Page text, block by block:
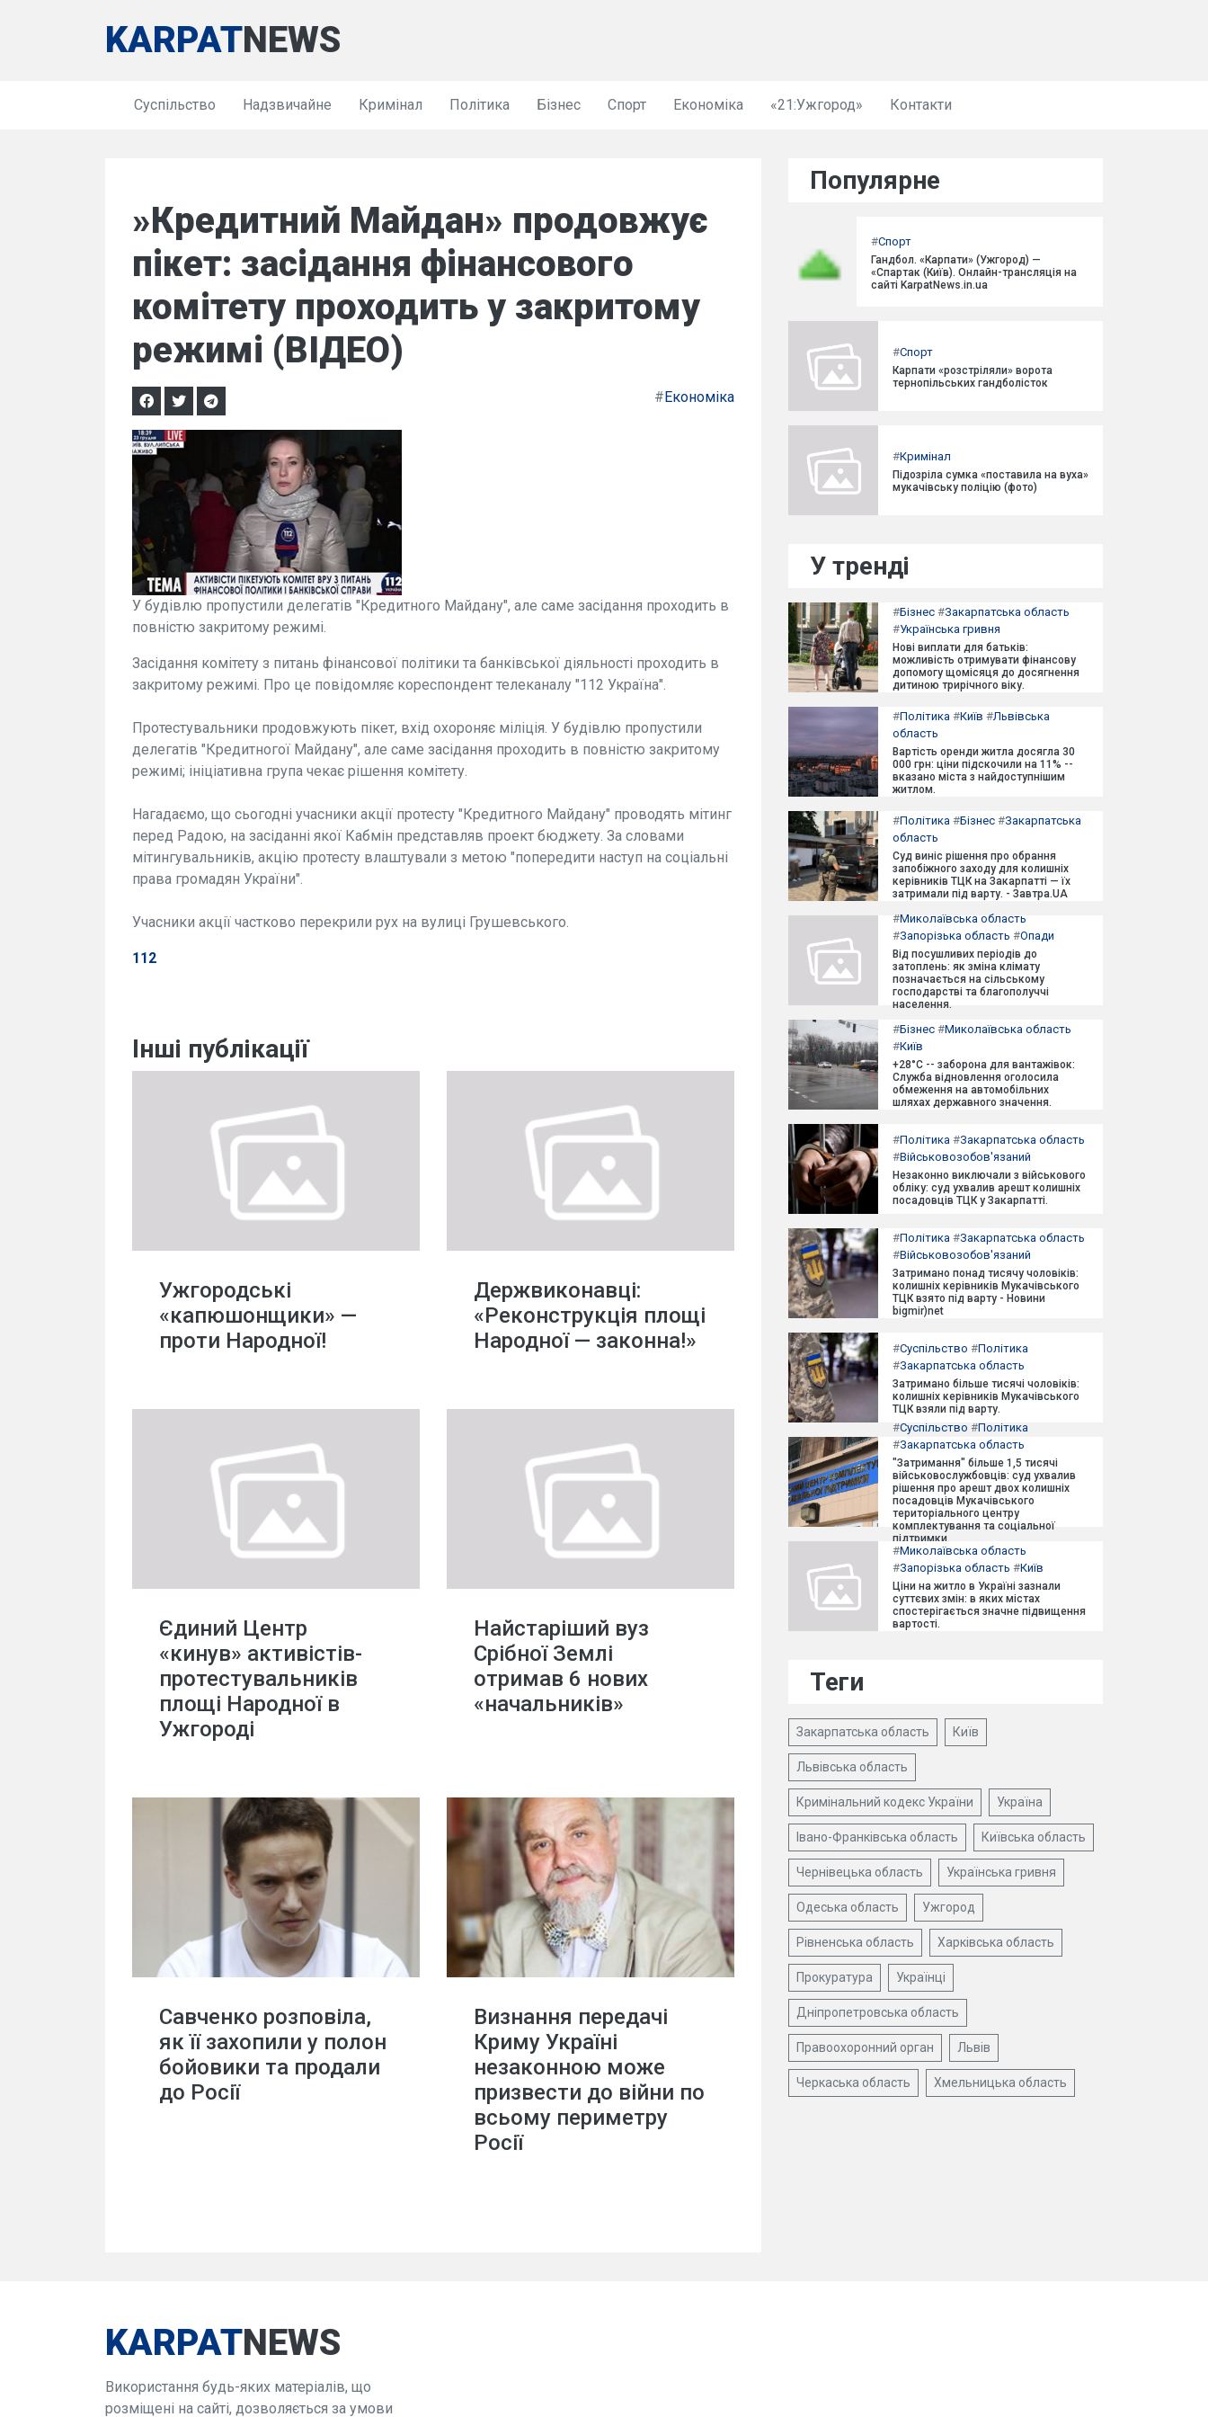
KARPATNEWS
Суспільство Надзвичайне Кримінал Політика Бізнес Спорт Економіка «21:Ужгород» Контакти
»Кредитний Майдан» продовжує
пікет: засідання фінансового
комітету проходить у закритому
режимі (ВІДЕО)
#Економіка
У будівлю пропустили делегатів "Кредитного Майдану", але саме засідання проходить в
повністю закритому режимі.
Засідання комітету з питань фінансової політики та банківської діяльності проходить в
закритому режимі. Про це повідомляє кореспондент телеканалу "112 Україна".
Протестувальники продовжують пікет, вхід охороняє міліція. У будівлю пропустили
делегатів "Кредитногої Майдану", але саме засідання проходить в повністю закритому
режимі; ініціативна група чекає рішення комітету.
Нагадаємо, що сьогодні учасники акції протесту "Кредитного Майдану" проводять мітинг
перед Радою, на засіданні якої Кабмін представляв проект бюджету. За словами
мітингувальників, акцію протесту влаштували з метою "попередити наступ на соціальні
права громадян України".
Учасники акції частково перекрили рух на вулиці Грушевського.
112
Інші публікації
Ужгородські
«капюшонщики» —
проти Народної!
Держвиконавці:
«Реконструкція площі
Народної — законна!»
Єдиний Центр
«кинув» активістів-
протестувальників
площі Народної в
Ужгороді
Найстаріший вуз
Срібної Землі
отримав 6 нових
«начальників»
Савченко розповіла,
як її захопили у полон
бойовики та продали
до Росії
Визнання передачі
Криму Україні
незаконною може
призвести до війни по
всьому периметру
Росії
Популярне
#Спорт
Гандбол. «Карпати» (Ужгород) —
«Спартак (Київ). Онлайн-трансляція на
сайті KarpatNews.in.ua
#Спорт
Карпати «розстріляли» ворота
тернопільських гандболісток
#Кримінал
Підозріла сумка «поставила на вуха»
мукачівську поліцію (фото)
У тренді
#Бізнес #Закарпатська область
#Українська гривня
Нові виплати для батьків:
можливість отримувати фінансову
допомогу щомісяця до досягнення
дитиною трирічного віку.
#Політика #Київ #Львівська
область
Вартість оренди житла досягла 30
000 грн: ціни підскочили на 11% --
вказано міста з найдоступнішим
житлом.
#Політика #Бізнес #Закарпатська
область
Суд виніс рішення про обрання
запобіжного заходу для колишніх
керівників ТЦК на Закарпатті — їх
затримали під варту. - Завтра.UA
#Миколаївська область
#Запорізька область #Опади
Від посушливих періодів до
затоплень: як зміна клімату
позначається на сільському
господарстві та благополуччі
населення.
#Бізнес #Миколаївська область
#Київ
+28°C -- заборона для вантажівок:
Служба відновлення оголосила
обмеження на автомобільних
шляхах державного значення.
#Політика #Закарпатська область
#Військовозобов'язаний
Незаконно виключали з військового
обліку: суд ухвалив арешт колишніх
посадовців ТЦК у Закарпатті.
#Політика #Закарпатська область
#Військовозобов'язаний
Затримано понад тисячу чоловіків:
колишніх керівників Мукачівського
ТЦК взято під варту - Новини
bigmir)net
#Суспільство #Політика
#Закарпатська область
Затримано більше тисячі чоловіків:
колишніх керівників Мукачівського
ТЦК взяли під варту.
#Суспільство #Політика
#Закарпатська область
"Затримання" більше 1,5 тисячі
військовослужбовців: суд ухвалив
рішення про арешт двох колишніх
посадовців Мукачівського
територіального центру
комплектування та соціальної
підтримки.
#Миколаївська область
#Запорізька область #Київ
Ціни на житло в Україні зазнали
суттєвих змін: в яких містах
спостерігається значне підвищення
вартості.
Теги
Закарпатська область Київ
Львівська область
Кримінальний кодекс України Україна
Івано-Франківська область Київська область
Чернівецька область Українська гривня
Одеська область Ужгород
Рівненська область Харківська область
Прокуратура Українці
Дніпропетровська область
Правоохоронний орган Львів
Черкаська область Хмельницька область
KARPATNEWS
Використання будь-яких матеріалів, що
розміщені на сайті, дозволяється за умови